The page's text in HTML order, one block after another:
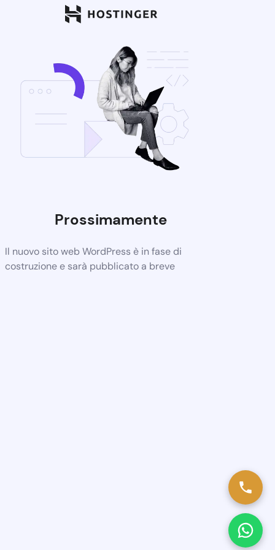
Prossimamente
Il nuovo sito web WordPress è in fase di
costruzione e sarà pubblicato a breve